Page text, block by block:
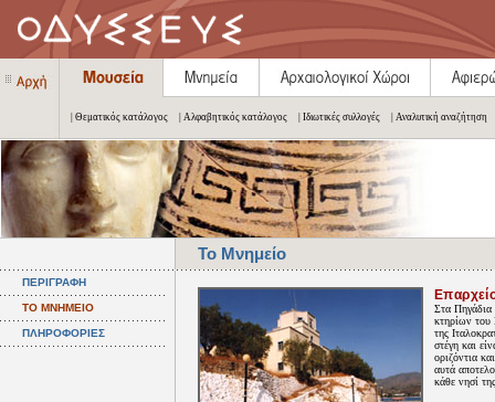
| Θεματικός κατάλογος | Αλφαβητικός κατάλογος | Ιδιωτικές συλλογές | Αναλυτική αναζήτηση
Το Μνημείο
ΠΕΡΙΓΡΑΦΗ
ΤΟ ΜΝΗΜΕΙΟ
ΠΛΗΡΟΦΟΡΙΕΣ
Στα Πηγάδια
κτηρίων του
της
στέγη και
οριζόντια
αυτά
κάθε νησί